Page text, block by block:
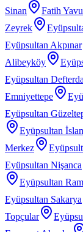
Sinan
Fatih
Zeyrek
Eyüpsultan Akpınar
Alibeyköy
Eyüpsultan
Emniyettepe
Eyüpsultan
Eyüpsultan
Merkez
Eyüpsultan Nişanca
Eyüpsultan
Eyüpsultan Sakarya
Topçular